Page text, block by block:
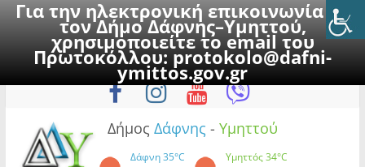
Για την ηλεκτρονική επικοινωνία με
τον Δήμο Δάφνης–Υμηττού,
χρησιμοποιείτε το email του
Πρωτοκόλλου:protokolo@dafni-
ymittos.gov.gr
to
Παρασκευή, 7 Αυγούστου 2026
Δήμος Δάφνης - Υμηττού
Δάφνη35°C Υμηττός34°C